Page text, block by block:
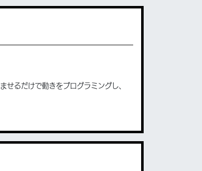
るだけで動きをプログラミングし、